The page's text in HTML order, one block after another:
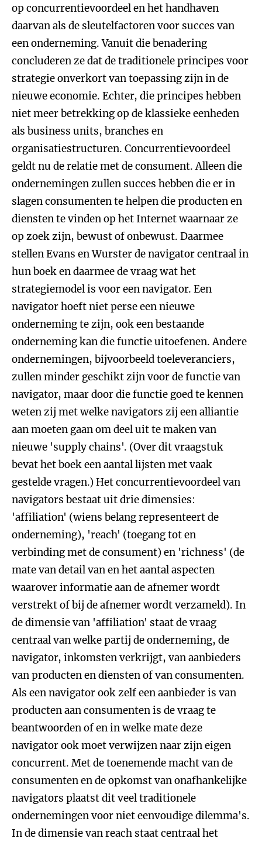
op concurrentievoordeel en het handhaven
daarvan als de sleutelfactoren voor succes van
een onderneming. Vanuit die benadering
concluderen ze dat de traditionele principes voor
strategie onverkort van toepassing zijn in de
nieuwe economie. Echter, die principes hebben
niet meer betrekking op de klassieke eenheden
als business units, branches en
organisatiestructuren. Concurrentievoordeel
geldt nu de relatie met de consument. Alleen die
ondernemingen zullen succes hebben die er in
slagen consumenten te helpen die producten en
diensten te vinden op het Internet waarnaar ze
op zoek zijn, bewust of onbewust. Daarmee
stellen Evans en Wurster de navigator centraal in
hun boek en daarmee de vraag wat het
strategiemodel is voor een navigator. Een
navigator hoeft niet perse een nieuwe
onderneming te zijn, ook een bestaande
onderneming kan die functie uitoefenen. Andere
ondernemingen, bijvoorbeeld toeleveranciers,
zullen minder geschikt zijn voor de functie van
navigator, maar door die functie goed te kennen
weten zij met welke navigators zij een alliantie
aan moeten gaan om deel uit te maken van
nieuwe 'supply chains'. (Over dit vraagstuk
bevat het boek een aantal lijsten met vaak
gestelde vragen.) Het concurrentievoordeel van
navigators bestaat uit drie dimensies:
'affiliation' (wiens belang representeert de
onderneming), 'reach' (toegang tot en
verbinding met de consument) en 'richness' (de
mate van detail van en het aantal aspecten
waarover informatie aan de afnemer wordt
verstrekt of bij de afnemer wordt verzameld). In
de dimensie van 'affiliation' staat de vraag
centraal van welke partij de onderneming, de
navigator, inkomsten verkrijgt, van aanbieders
van producten en diensten of van consumenten.
Als een navigator ook zelf een aanbieder is van
producten aan consumenten is de vraag te
beantwoorden of en in welke mate deze
navigator ook moet verwijzen naar zijn eigen
concurrent. Met de toenemende macht van de
consumenten en de opkomst van onafhankelijke
navigators plaatst dit veel traditionele
ondernemingen voor niet eenvoudige dilemma's.
In de dimensie van reach staat centraal het